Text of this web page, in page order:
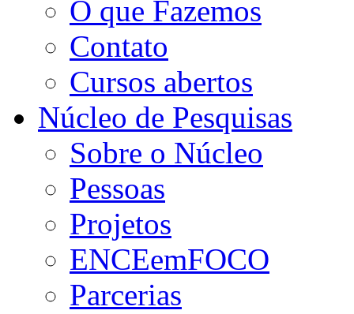
O que Fazemos
Contato
Cursos abertos
Núcleo de Pesquisas
Sobre o Núcleo
Pessoas
Projetos
ENCEemFOCO
Parcerias